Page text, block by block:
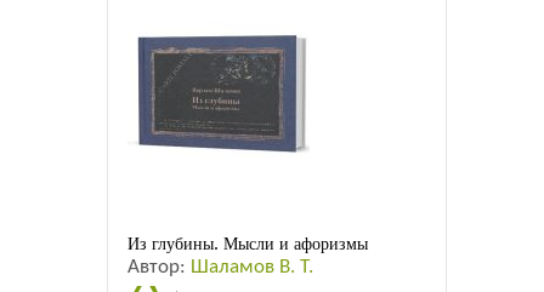
Из глубины. Мысли и афоризмы
Автор: Шаламов В. Т.